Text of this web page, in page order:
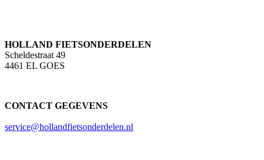
HOLLAND FIETSONDERDELEN
Scheldestraat 49
4461 EL GOES
CONTACT GEGEVENS
service@hollandfietsonderdelen.nl